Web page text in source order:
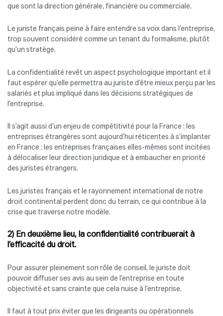
que sont la direction générale, financière ou commerciale.
Le juriste français peine à faire entendre sa voix dans l’entreprise,
trop souvent considéré comme un tenant du formalisme, plutôt
qu’un stratège.
La confidentialité revêt un aspect psychologique important et il
faut espérer qu’elle permettra au juriste d’être mieux perçu par les
salariés et plus impliqué dans les décisions stratégiques de
l’entreprise.
Il s’agit aussi d’un enjeu de compétitivité pour la France : les
entreprises étrangères sont aujourd’hui réticentes à s’implanter
en France ; les entreprises françaises elles-mêmes sont incitées
à délocaliser leur direction juridique et à embaucher en priorité
des juristes étrangers.
Les juristes français et le rayonnement international de notre
droit continental perdent donc du terrain, ce qui contribue à la
crise que traverse notre modèle.
2) En deuxième lieu, la confidentialité contribuerait à
l’efficacité du droit.
Pour assurer pleinement son rôle de conseil, le juriste doit
pouvoir diffuser ses avis au sein de l’entreprise en toute
objectivité et sans crainte que cela nuise à l’entreprise.
Il faut à tout prix éviter que les dirigeants ou opérationnels